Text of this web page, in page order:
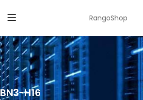
RangoShop
BN3-H16